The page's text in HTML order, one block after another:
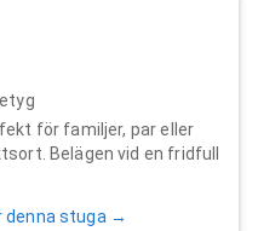
för familjer, par eller
Belägen vid en fridfull
denna stuga →